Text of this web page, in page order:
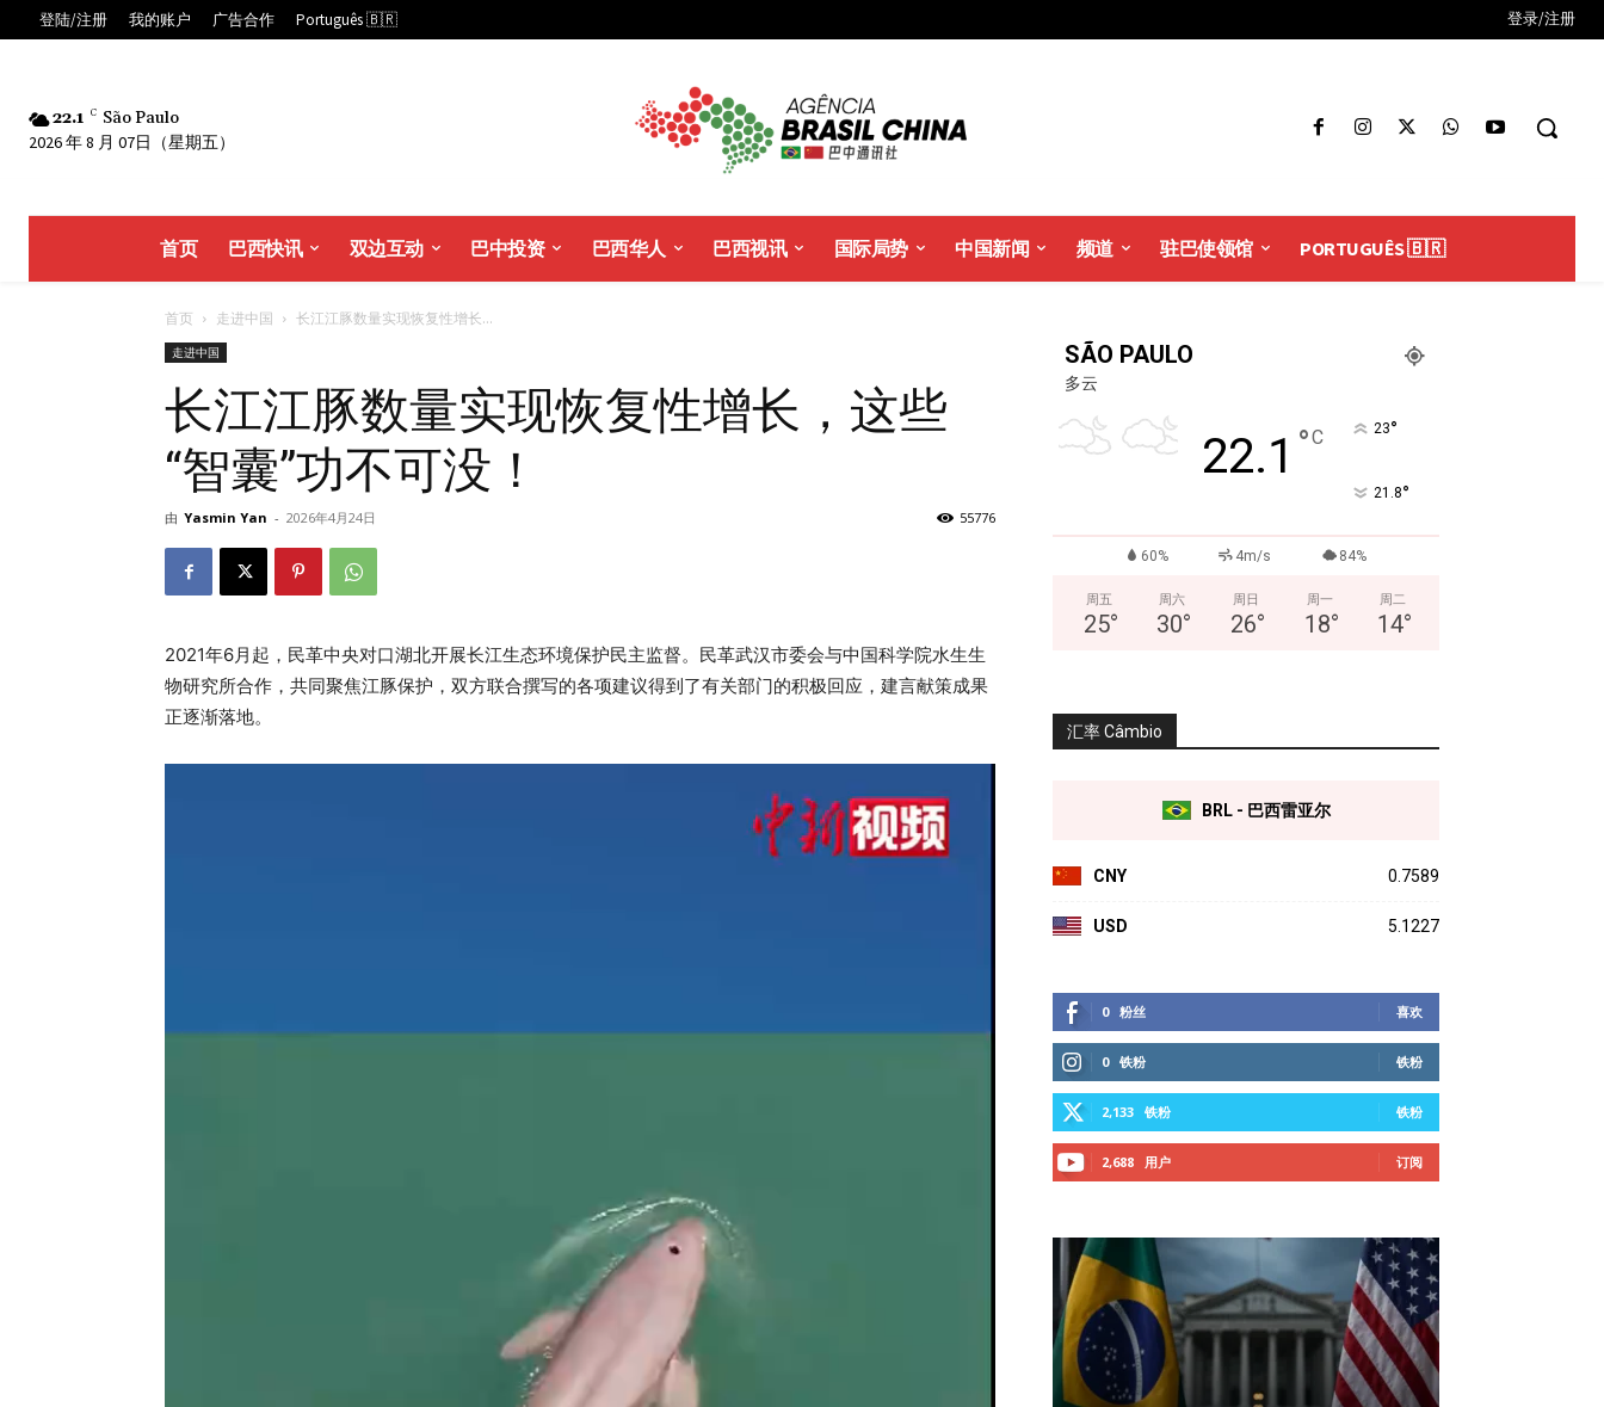
登陆/注册 我的账户 广告合作 Português 🇧🇷 登录/注册
22.1 C São Paulo
2026 年 8 月 07日（星期五）
首页 巴西快讯 双边互动 巴中投资 巴西华人 巴西视讯 国际局势 中国新闻 频道 驻巴使领馆 PORTUGUÊS 🇧🇷
首页 走进中国 长江江豚数量实现恢复性增长...
走进中国
长江江豚数量实现恢复性增长，这些
“智囊”功不可没！
由 Yasmin Yan - 2026年4月24日 55776
2021年6月起，民革中央对口湖北开展长江生态环境保护民主监督。民革武汉市委会与中国科学院水生生
物研究所合作，共同聚焦江豚保护，双方联合撰写的各项建议得到了有关部门的积极回应，建言献策成果
正逐渐落地。
SÃO PAULO
多云
22.1 °C 23°
21.8°
60% 4m/s 84%
周五
25°
周六
30°
周日
26°
周一
18°
周二
14°
汇率 Câmbio
BRL - 巴西雷亚尔
CNY 0.7589
USD 5.1227
0 粉丝 喜欢
0 铁粉 铁粉
2,133 铁粉 铁粉
2,688 用户 订阅